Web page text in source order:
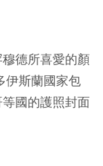
穆德所喜愛的顏
伊斯蘭國家包
國的護照封面